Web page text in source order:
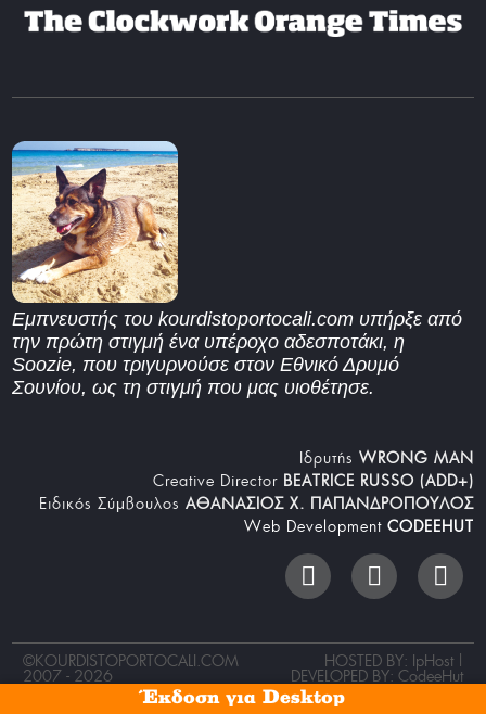
Έκδοση για Desktop
Εμπνευστής του kourdistoportocali.com υπήρξε από
την πρώτη στιγμή ένα υπέροχο αδεσποτάκι, η
Soozie, που τριγυρνούσε στον Εθνικό Δρυμό
Σουνίου, ως τη στιγμή που μας υιοθέτησε.
Iδρυτής WRONG MAN
Creative Director BEATRICE RUSSO (ADD+)
Ειδικός Σύμβουλος ΑΘΑΝΑΣΙΟΣ Χ. ΠΑΠΑΝΔΡΟΠΟΥΛΟΣ
Web Development CODEEHUT
©KOURDISTOPORTOCALI.COM
2007 - 2026
HOSTED BY: IpHost |
DEVELOPED BY: CodeeHut